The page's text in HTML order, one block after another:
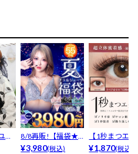
リ
8/8再販!【福袋★
ブラセット3点
¥3,980(税込)
【1秒まつエ
リュームタイ
¥1,870(税込)